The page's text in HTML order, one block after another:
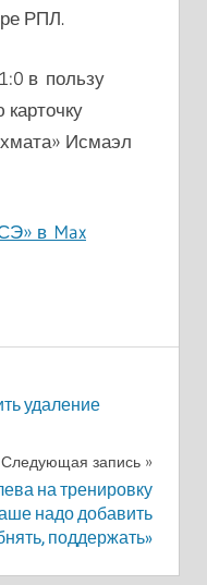
РПЛ.
в пользу
Исмаэл
в Max
удаление
Следующая запись
на тренировку
надо добавить
поддержать»